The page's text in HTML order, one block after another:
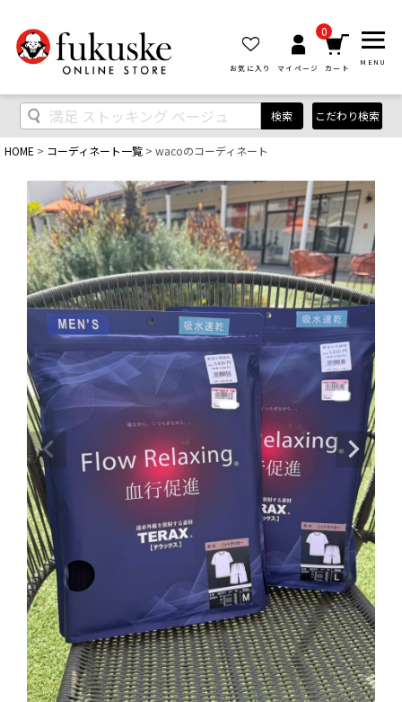
お気に入り マイページ
0
カート
MENU
検索 こだわり検索
HOME コーディネート一覧 wacoのコーディネート